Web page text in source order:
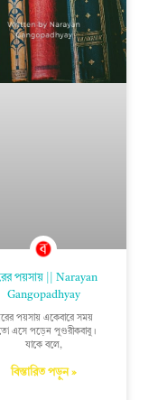
পয়সায় || Narayan
Gangopadhyay
পয়সায় একেবারে সময়
এসে পড়েন পুণ্ডরীকবাবু।
যাকে বলে,
বিস্তারিত পড়ুন »